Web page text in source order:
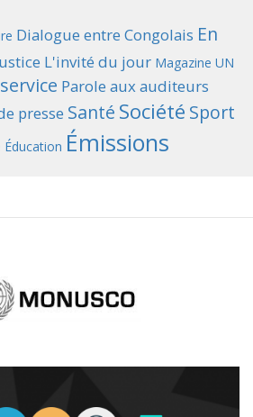
Dialogue entre Congolais En
L'invité du jour Magazine UN
Parole aux auditeurs
presse Santé Société Sport
Éducation Émissions